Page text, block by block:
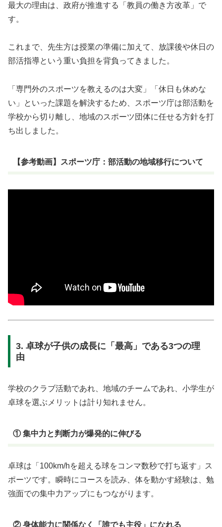
最大の理由は、政府が推進する「教員の働き方改革」で
す。
これまで、先生方は授業の準備に加えて、放課後や休日の
部活指導という重い負担を背負ってきました。
「専門外のスポーツを教えるのは大変」「休日も休めな
い」といった課題を解決するため、スポーツ庁は部活動を
学校から切り離し、地域のスポーツ団体に任せる方針を打
ち出しました。
【参考動画】スポーツ庁：部活動の地域移行について
3. 卓球が子供の成長に「最高」である3つの理
由
学校のクラブ活動であれ、地域のチームであれ、小学生が
卓球を選ぶメリットは計り知れません。
① 集中力と判断力が爆発的に伸びる
卓球は「100km/hを超える球をコンマ数秒で打ち返す」ス
ポーツです。瞬時にコースを読み、体を動かす経験は、勉
強面での集中力アップにもつながります。
② 身体能力に関係なく「誰でも主役」になれる